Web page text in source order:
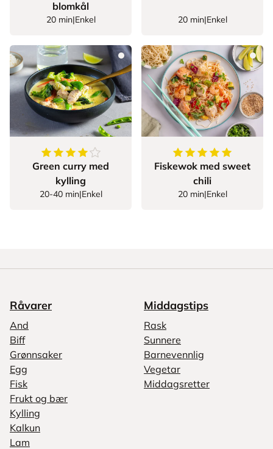
blomkål
20 min|Enkel 20 min|Enkel
4.045454545454546
stjerner
Green curry med
kylling
20-40 min|Enkel
5av5stjerner
Fiskewok med sweet
chili
20 min|Enkel
Råvarer
And
Biff
Grønnsaker
Egg
Fisk
Frukt og bær
Kylling
Kalkun
Lam
Middagstips
Rask
Sunnere
Barnevennlig
Vegetar
Middagsretter